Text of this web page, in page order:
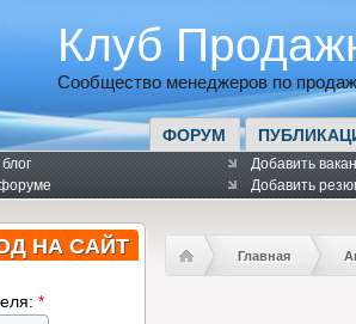
Клуб
Сообщество менеджеров по
ФОРУМ
Добавить
Добавить
НА САЙТ
*
Главная